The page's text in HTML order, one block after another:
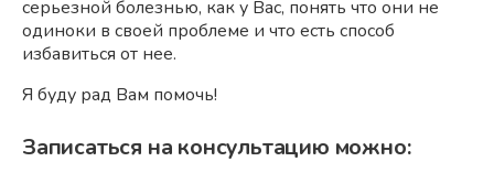
серьезной болезнью, как у Вас, понять что они не
одиноки в своей проблеме и что есть способ
избавиться от нее.
Я буду рад Вам помочь!
Записаться на консультацию можно: